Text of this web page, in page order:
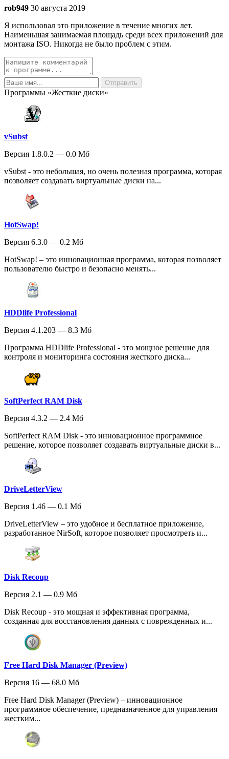
rob949 30 августа 2019
Я использовал это приложение в течение многих лет.
Наименьшая занимаемая площадь среди всех приложений для
монтажа ISO. Никогда не было проблем с этим.
Программы «Жесткие диски»
vSubst
Версия 1.8.0.2 — 0.0 Мб
vSubst - это небольшая, но очень полезная программа, которая
позволяет создавать виртуальные диски на...
HotSwap!
Версия 6.3.0 — 0.2 Мб
HotSwap! – это инновационная программа, которая позволяет
пользователю быстро и безопасно менять...
HDDlife Professional
Версия 4.1.203 — 8.3 Мб
Программа HDDlife Professional - это мощное решение для
контроля и мониторинга состояния жесткого диска...
SoftPerfect RAM Disk
Версия 4.3.2 — 2.4 Мб
SoftPerfect RAM Disk - это инновационное программное
решение, которое позволяет создавать виртуальные диски в...
DriveLetterView
Версия 1.46 — 0.1 Мб
DriveLetterView – это удобное и бесплатное приложение,
разработанное NirSoft, которое позволяет просмотреть и...
Disk Recoup
Версия 2.1 — 0.9 Мб
Disk Recoup - это мощная и эффективная программа,
созданная для восстановления данных с поврежденных и...
Free Hard Disk Manager (Preview)
Версия 16 — 68.0 Мб
Free Hard Disk Manager (Preview) – инновационное
программное обеспечение, предназначенное для управления
жестким...